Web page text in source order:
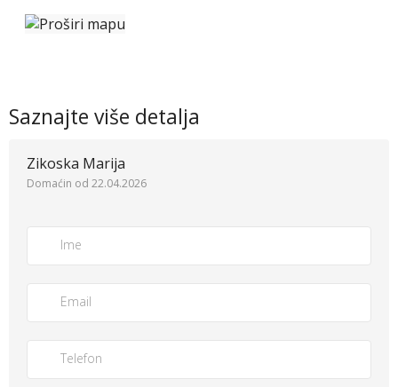
Saznajte više detalja
Zikoska Marija
Domaćin od 22.04.2026